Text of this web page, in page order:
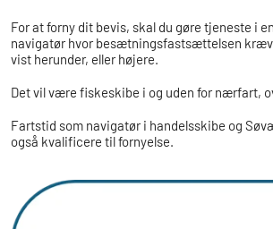
For at forny dit bevis, skal du gøre tjeneste i
navigatør hvor besætningsfastsættelsen
vist herunder, eller højere.
Det vil være fiskeskibe i og uden for nærfart,
Fartstid som navigatør i handelsskibe og
også kvalificere til fornyelse.